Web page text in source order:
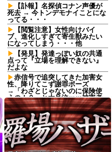
【訃報】名探偵コナン声優が
死去 → 今トンデモナイことにな
ってる・・・
【閲覧注意】女性向けバイ
ブ、進化しすぎて寄生獣みたい
になってしまう・・・他
【発見】発達っぽい奴の共通
点って『立場を理解できない』
だよな
赤信号で追突してきた加害女
性、降りてこず謝罪ポーズ
→「わざとじゃないのに保険使
うの！？」と大号泣ｗｗ被害者
の私を悪者扱いし、旦那まで
「妻を強く言わないで」と庇い
出す地獄の事故現場
貧乏学生だった頃に付き合っ
たお嬢様の彼女。毎回持ってく
る手土産が想像以上で複雑な気
持ちになり…